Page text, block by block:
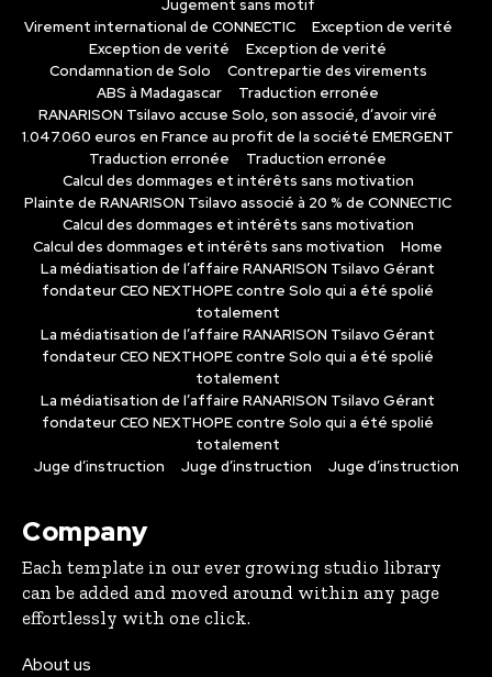
Jugement sans motif
Virement international de CONNECTIC
Exception de verité
Exception de verité
Exception de verité
Condamnation de Solo
Contrepartie des virements
ABS à Madagascar
Traduction erronée
RANARISON Tsilavo accuse Solo, son associé, d’avoir viré
1.047.060 euros en France au profit de la société EMERGENT
Traduction erronée
Traduction erronée
Calcul des dommages et intérêts sans motivation
Plainte de RANARISON Tsilavo associé à 20 % de CONNECTIC
Calcul des dommages et intérêts sans motivation
Calcul des dommages et intérêts sans motivation
Home
La médiatisation de l’affaire RANARISON Tsilavo Gérant
fondateur CEO NEXTHOPE contre Solo qui a été spolié
totalement
La médiatisation de l’affaire RANARISON Tsilavo Gérant
fondateur CEO NEXTHOPE contre Solo qui a été spolié
totalement
La médiatisation de l’affaire RANARISON Tsilavo Gérant
fondateur CEO NEXTHOPE contre Solo qui a été spolié
totalement
Juge d’instruction
Juge d’instruction Juge d’instruction
Company
Each template in our ever growing studio library
can be added and moved around within any page
effortlessly with one click.
About us